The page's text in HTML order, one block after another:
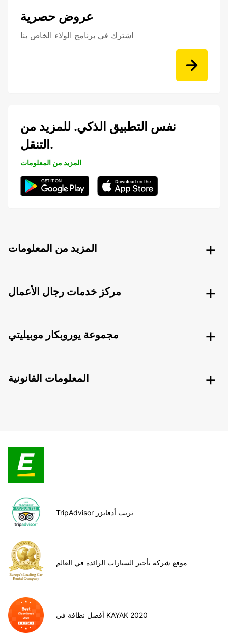
عروض حصرية
اشترك في برنامج الولاء الخاص بنا
نفس التطبيق الذكي. للمزيد من
التنقل.
المزيد من المعلومات
المزيد من المعلومات
مركز خدمات رجال الأعمال
مجموعة يوروبكار موبيليتي
المعلومات القانونية
TripAdvisor تريب أدفايزر
موقع شركة تأجير السيارات الرائدة في العالم
أفضل نظافة في KAYAK 2020